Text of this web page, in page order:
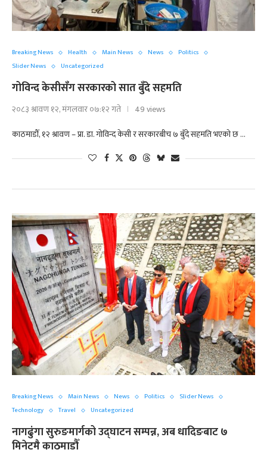
Breaking News Health Main News News
Politics
Slider News
Uncategorized
गोविन्द केसीसँग सरकारको सात बुँदे सहमति
२०८३ श्रावण १२, मंगलवार ०७:१२ गते
49 views
काठमाडौँ, १२ श्रावण – प्रा. डा. गोविन्द केसी र सरकारबीच ७ बुँदे सहमति भएको छ …
Breaking News Main News News Politics
Slider News
Technology
Travel Uncategorized
नागढुंगा सुरुङमार्गको उद्घाटन सम्पन्न, अब धादिङबाट ७
मिनेटमै काठमाडौँ